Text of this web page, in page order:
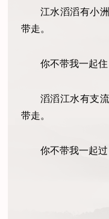
江水滔滔有小
带走。
你不带我一起住
滔滔江水有支
带走。
你不带我一起过